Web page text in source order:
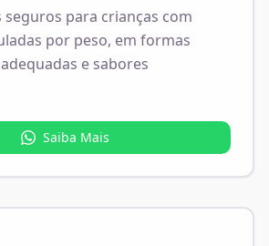
para crianças com
por peso, em formas
e sabores
Saiba Mais